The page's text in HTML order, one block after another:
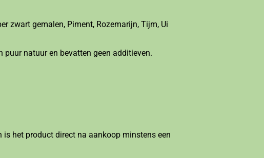
zwart gemalen, Piment, Rozemarijn, Tijm, Ui
puur natuur en bevatten geen additieven.
het product direct na aankoop minstens een